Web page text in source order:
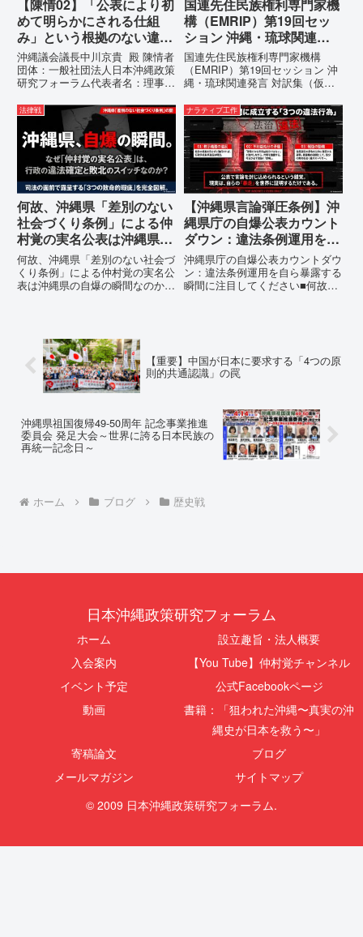
【陳情02】「公表により初
めて明らかにされる仕組
み」という根拠のない違法
運用の指摘と条例運用の停
止を求める陳情書
沖縄議会議長中川京貴 殿 陳情者
団体：一般社団法人日本沖縄政策
研究フォーラム代表者名：理事
市電 話：080- 「公表により初
めて明らかにされる仕組み」とい
う根拠のない違法運用の指摘と条
例運用の停止を求める陳情...
国連先住民族権利専門家機
構（EMRIP）第19回セッ
ション 沖縄・琉球関連発
言 対訳集（仮訳）
国連先住民族権利専門家機構
（EMRIP）第19回セッション 沖
縄・琉球関連発言 対訳集（仮
（EMRIP）の各会合において行
われた、沖縄・琉球の先住民族指
定、PFAS（有機フッ素化合物）
問題、米軍基地、伝統文化（...
法律戦
何故、沖縄県「差別のない
社会づくり条例」による仲
村覚の実名公表は沖縄県の
自爆の瞬間なのか？その3
つの理由。
何故、沖縄県「差別のない社会づ
くり条例」による仲村覚の実名公
表は沖縄県の自爆の瞬間なのか？
を、特定の個人を社会的制裁に追
い込むための「仕上げ」だと考え
て...
ナラティブ工作
【沖縄県言論弾圧条例】沖
縄県庁の自爆公表カウント
ダウン：違法条例運用を自
ら暴露する瞬間に注目して
ください
沖縄県庁の自爆公表カウントダウ
ン：違法条例運用を自ら暴露する
瞬間に注目してください■何故、
の...
【重要】中国が日本に要求する「4つの原
則的共通認識」の罠
沖縄県祖国復帰49-50周年 記念事業推進
委員会 発足大会～世界に誇る日本民族の
再統一記念日～
ホーム ブログ 歴史戦
日本沖縄政策研究フォーラム
ホーム
設立趣旨・法人概要
入会案内
【You Tube】仲村覚チャンネル
イベント予定
公式Facebookページ
動画
書籍：「狙われた沖縄〜真実の沖
縄史が日本を救う〜」
寄稿論文
ブログ
メールマガジン
サイトマップ
© 2009 日本沖縄政策研究フォーラム.